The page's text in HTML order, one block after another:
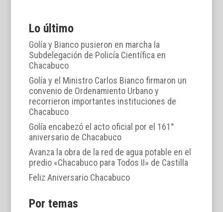
Lo último
Golía y Bianco pusieron en marcha la
Subdelegación de Policía Científica en
Chacabuco
Golía y el Ministro Carlos Bianco firmaron un
convenio de Ordenamiento Urbano y
recorrieron importantes instituciones de
Chacabuco
Golía encabezó el acto oficial por el 161°
aniversario de Chacabuco
Avanza la obra de la red de agua potable en el
predio «Chacabuco para Todos II» de Castilla
Feliz Aniversario Chacabuco
Por temas